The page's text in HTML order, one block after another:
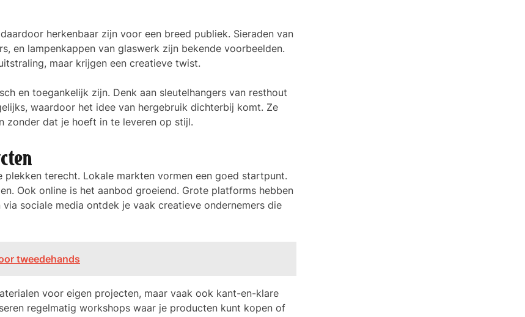
herkenbaar zijn voor een breed publiek. Sieraden van
en lampenkappen van glaswerk zijn bekende voorbeelden.
maar krijgen een creatieve twist.
en toegankelijk zijn. Denk aan sleutelhangers van resthout
waardoor het idee van hergebruik dichterbij komt. Ze
zonder dat je hoeft in te leveren op stijl.
terecht. Lokale markten vormen een goed startpunt.
Ook online is het aanbod groeiend. Grote platforms hebben
sociale media ontdek je vaak creatieve ondernemers die
tweedehands
voor eigen projecten, maar vaak ook kant-en-klare
regelmatig workshops waar je producten kunt kopen of